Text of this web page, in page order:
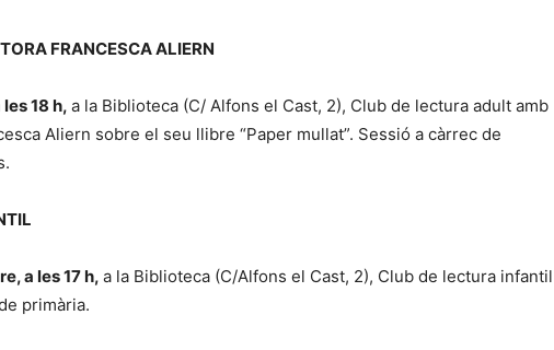
FRANCESCA ALIERN
18 h, a la Biblioteca (C/ Alfons el Cast, 2), Club de lectura adult amb
Aliern sobre el seu llibre “Paper mullat”. Sessió a càrrec de
a les 17 h, a la Biblioteca (C/Alfons el Cast, 2), Club de lectura infantil
primària.